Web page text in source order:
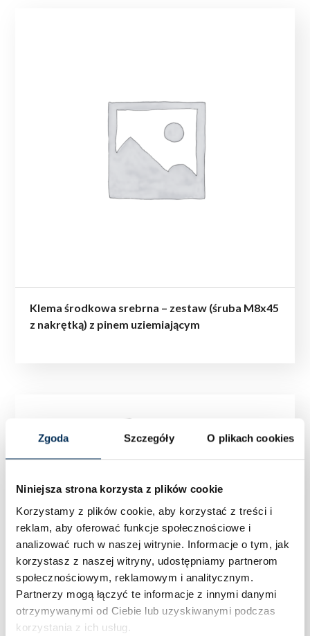
Zgoda Szczegóły O plikach cookies
Niniejsza strona korzysta z plików cookie
Korzystamy z plików cookie, aby korzystać z treści i
reklam, aby oferować funkcje społecznościowe i
analizować ruch w naszej witrynie. Informacje o tym, jak
korzystasz z naszej witryny, udostępniamy partnerom
społecznościowym, reklamowym i analitycznym.
Partnerzy mogą łączyć te informacje z innymi danymi
otrzymywanymi od Ciebie lub uzyskiwanymi podczas
korzystania z ich usług.
Klema środkowa srebrna – zestaw (śruba M8x45
z nakrętką) z pinem uziemiającym